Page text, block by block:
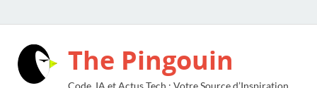
The Pingouin
Code, IA et Actus Tech : Votre Source d’Inspiration